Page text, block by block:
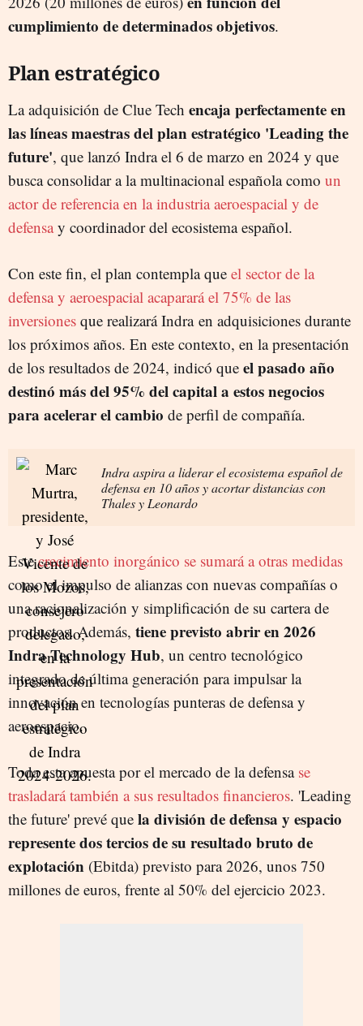
cumplimiento de determinados objetivos.
Plan estratégico
La adquisición de Clue Tech encaja perfectamente en
las líneas maestras del plan estratégico 'Leading the
future', que lanzó Indra el 6 de marzo en 2024 y que
busca consolidar a la multinacional española como un
actor de referencia en la industria aeroespacial y de
defensay coordinador del ecosistema español.
Con este fin, el plan contempla que el sector de la
defensa y aeroespacial acaparará el 75% de las
inversiones que realizará Indra en adquisiciones durante
los próximos años. En este contexto, en la presentación
de los resultados de 2024, indicó que el pasado año
destinó más del 95% del capital a estos negocios
para acelerar el cambio de perfil de compañía.
Indra aspira a liderar el ecosistema español de
defensa en 10 años y acortar distancias con
Thales y Leonardo
Estecrecimiento inorgánico se sumará a otras medidas
como el impulso de alianzas con nuevas compañías o
una racionalización y simplificación de su cartera de
productos. Además, tiene previsto abrir en 2026
Indra Technology Hub, un centro tecnológico
integrado de última generación para impulsar la
innovación en tecnologías punteras de defensa y
aeroespacio.
Toda esta apuesta por el mercado de la defensa se
trasladará también a sus resultados financieros. 'Leading
the future' prevé que la división de defensa y espacio
represente dos tercios de su resultado bruto de
explotación (Ebitda) previsto para 2026, unos 750
millones de euros, frente al 50% del ejercicio 2023.